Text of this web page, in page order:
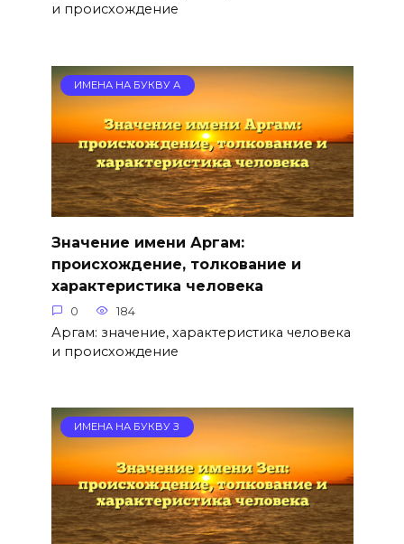
и происхождение
ИМЕНА НА БУКВУ А
Значение имени Аргам:
происхождение, толкование и
характеристика человека
0 184
Аргам: значение, характеристика человека
и происхождение
ИМЕНА НА БУКВУ З